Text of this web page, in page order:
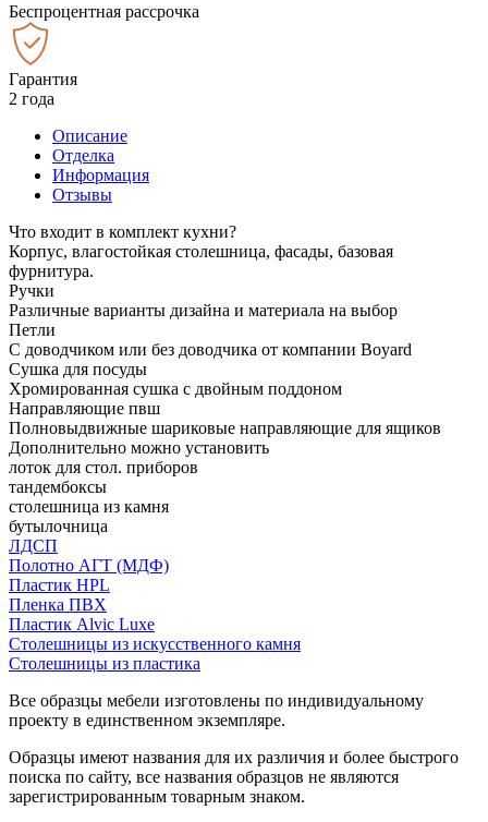
Беспроцентная рассрочка
Гарантия
2 года
Описание
Отделка
Информация
Отзывы
Что входит в комплект кухни?
Корпус, влагостойкая столешница, фасады, базовая
фурнитура.
Ручки
Различные варианты дизайна и материала на выбор
Петли
С доводчиком или без доводчика от компании Boyard
Сушка для посуды
Хромированная сушка с двойным поддоном
Направляющие пвш
Полновыдвижные шариковые направляющие для ящиков
Дополнительно можно установить
лоток для стол. приборов
тандембоксы
столешница из камня
бутылочница
ЛДСП
Полотно АГТ (МДФ)
Пластик HPL
Пленка ПВХ
Пластик Alvic Luxe
Столешницы из искусственного камня
Столешницы из пластика
Все образцы мебели изготовлены по индивидуальному
проекту в единственном экземпляре.
Образцы имеют названия для их различия и более быстрого
поиска по сайту, все названия образцов не являются
зарегистрированным товарным знаком.